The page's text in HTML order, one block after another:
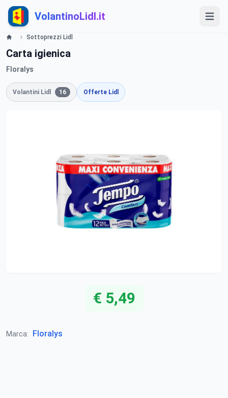
VolantinoLidl.it
Sottoprezzi Lidl
Carta igienica
Floralys
Volantini Lidl 16 Offerte Lidl
€ 5,49
Marca: Floralys